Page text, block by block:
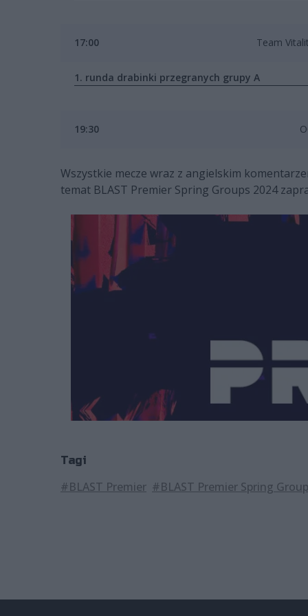
17:00 Team
1. runda drabinki przegranych grupy A
19:30
Wszystkie mecze wraz z angielskim
temat BLAST Premier Spring Groups 2024
Tagi
#BLAST Premier #BLAST Premier Spring